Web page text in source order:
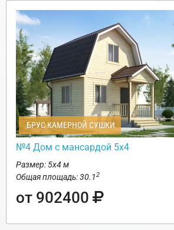
БРУС КАМЕРНОЙ СУШКИ
№4 Дом с мансардой 5х4
Размер: 5х4 м
Общая площадь: 30.12
от 902400